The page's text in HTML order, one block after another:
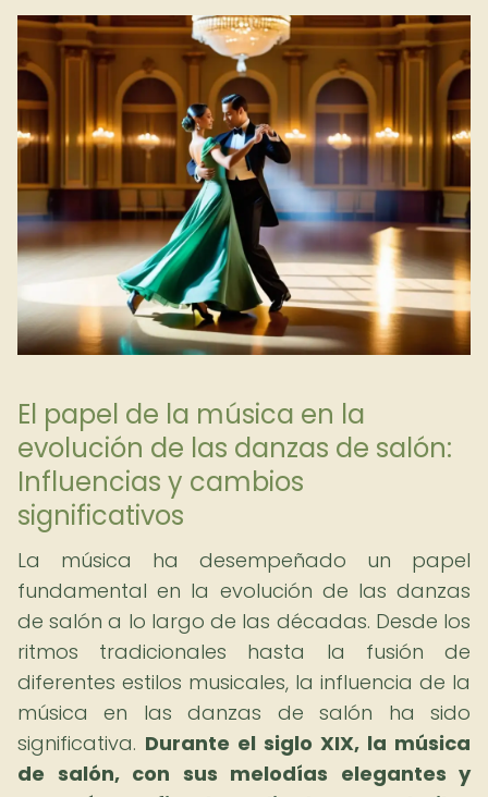
El papel de la música en la
evolución de las danzas de salón:
Influencias y cambios
significativos
La música ha desempeñado un papel
fundamental en la evolución de las danzas
de salón a lo largo de las décadas. Desde los
ritmos tradicionales hasta la fusión de
diferentes estilos musicales, la influencia de la
música en las danzas de salón ha sido
significativa. Durante el siglo XIX, la música
de salón, con sus melodías elegantes y